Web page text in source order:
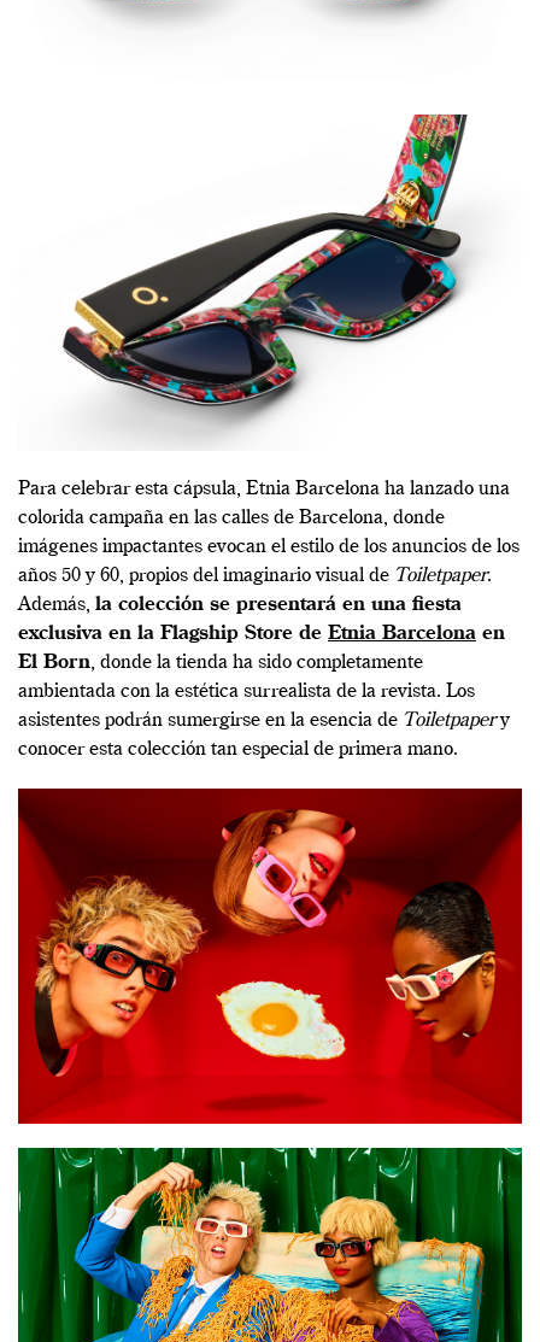
Para celebrar esta cápsula, Etnia Barcelona ha lanzado una
colorida campaña en las calles de Barcelona, donde
imágenes impactantes evocan el estilo de los anuncios de los
años 50 y 60, propios del imaginario visual de Toiletpaper.
Además, la colección se presentará en una fiesta
exclusiva en la Flagship Store de Etnia Barcelona en
El Born, donde la tienda ha sido completamente
ambientada con la estética surrealista de la revista. Los
asistentes podrán sumergirse en la esencia de Toiletpapery
conocer esta colección tan especial de primera mano.